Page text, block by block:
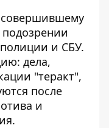
и СБУ.
дела,
"теракт",
после
и